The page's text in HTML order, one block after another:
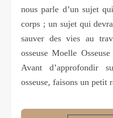
nous parle d’un sujet
corps ; un sujet qui
sauver des vies au
osseuse Moelle
Avant d’approfondir
osseuse, faisons un petit